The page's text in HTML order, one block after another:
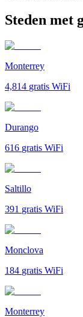
Steden met
Monterrey
4,814 gratis WiFi
Durango
616 gratis WiFi
Saltillo
391 gratis WiFi
Monclova
184 gratis WiFi
Monterrey